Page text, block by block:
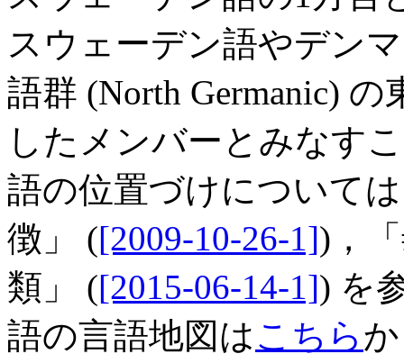
スウェーデン語やデン
語群 (North Germanic) の
したメンバーとみなす
語の位置づけについて
徴」 ([2009-10-26-1])，
類」 ([2015-06-14-1]) を
語の言語地図はこちら